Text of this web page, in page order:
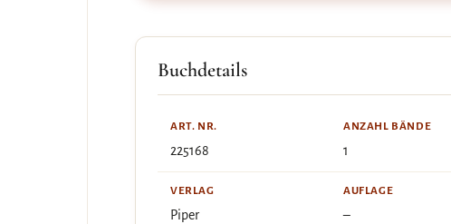
Buchdetails
ART. NR.
225168
ANZAHL BÄNDE
1
VERLAG
Piper
AUFLAGE
–